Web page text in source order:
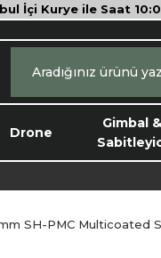
İçi Kurye ile Saat
Drone
Gimbal &
SH-PMC Multicoated